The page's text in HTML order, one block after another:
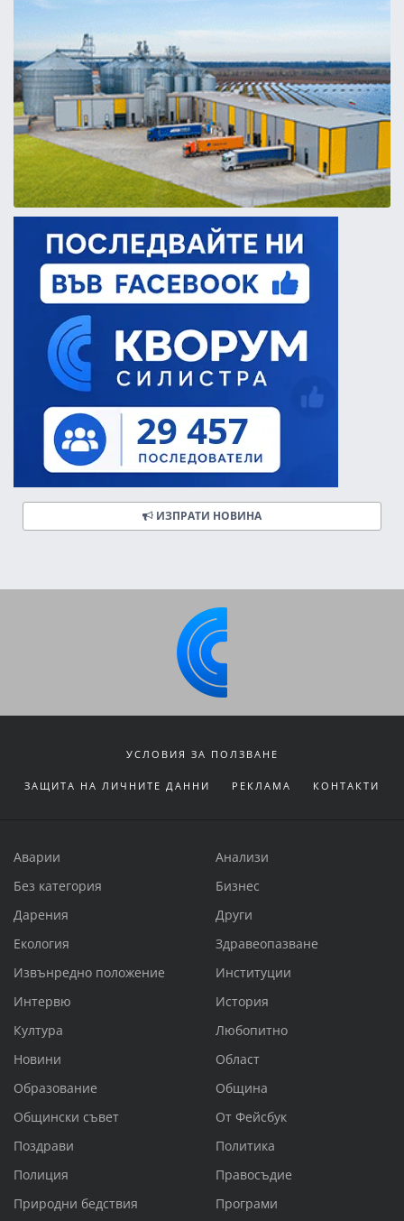
ИЗПРАТИ НОВИНА
УСЛОВИЯ ЗА ПОЛЗВАНЕ
ЗАЩИТА НА ЛИЧНИТЕ ДАННИ РЕКЛАМА КОНТАКТИ
Аварии
Анализи
Без категория
Бизнес
Дарения
Други
Екология
Здравеопазване
Извънредно положение
Институции
Интервю
История
Култура
Любопитно
Новини
Област
Образование
Община
Общински съвет
От Фейсбук
Поздрави
Политика
Полиция
Правосъдие
Природни бедствия
Програми